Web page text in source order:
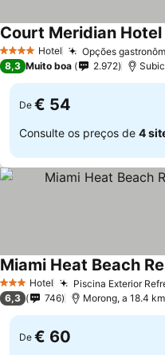
4 EstrelasHotel Opções
Court Meridian Hotel
8,3 Muito boa 2.972
De € 54
Consulte os preços de 4
3 EstrelasHotel Piscina Exterior
Miami Heat Beach
6,3 746 Morong, a 18.4
De € 60